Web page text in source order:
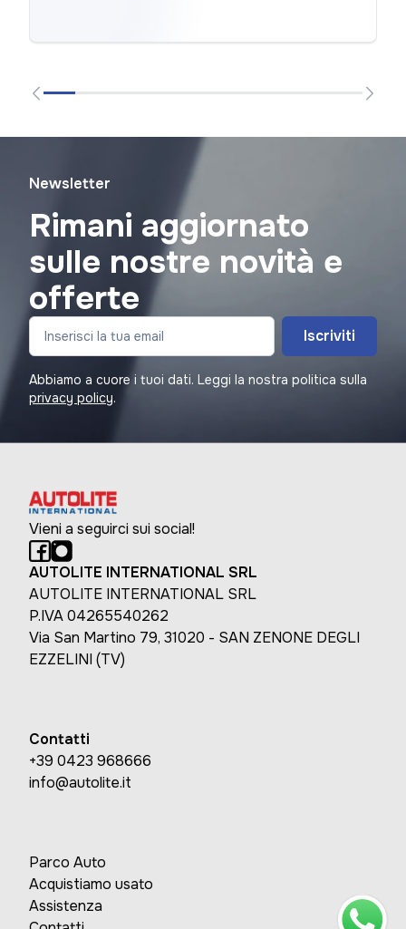
Newsletter
Rimani aggiornato
sulle nostre novità e
offerte
Iscriviti
Abbiamo a cuore i tuoi dati. Leggi la nostra politica sulla
privacy policy.
Vieni a seguirci sui social!
AUTOLITE INTERNATIONAL SRL
AUTOLITE INTERNATIONAL SRL
P.IVA 04265540262
Via San Martino 79, 31020 - SAN ZENONE DEGLI
EZZELINI (TV)
Contatti
+39 0423 968666
info@autolite.it
Parco Auto
Acquistiamo usato
Assistenza